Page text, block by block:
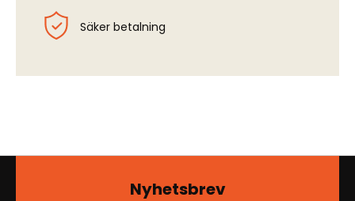
Säker betalning
Nyhetsbrev